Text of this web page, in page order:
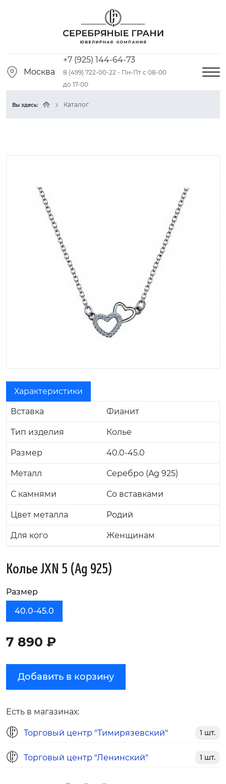
Москва
+7 (925) 144-64-73
8 (499) 722-00-22 - Пн-Пт с 08-00
до 17-00
Вы здесь: Каталог
Характеристики
Вставка Фианит
Тип изделия Колье
Размер 40.0-45.0
Металл Серебро (Ag 925)
С камнями Со вставками
Цвет металла Родий
Для кого Женщинам
Колье JXN 5 (Ag 925)
Размер
40.0-45.0
7 890 ₽
Добавить в корзину
Есть в магазинах:
Торговый центр "Тимирязевский" 1 шт.
Торговый центр "Ленинский" 1 шт.